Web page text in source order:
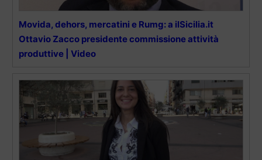
Movida, dehors, mercatini e Rumg: a ilSicilia.it
Ottavio Zacco presidente commissione attività
produttive | Video